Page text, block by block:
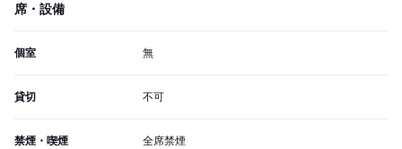
席・設備
個室 無
貸切 不可
禁煙・喫煙 全席禁煙